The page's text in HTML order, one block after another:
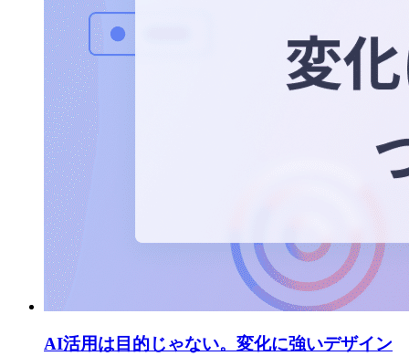
AI活用は目的じゃない。変化に強いデザイン